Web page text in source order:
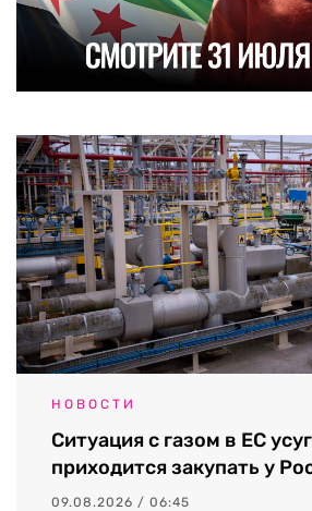
НОВОСТИ
Ситуация с газом в ЕС
приходится закупать у
09.08.2026 / 06:45